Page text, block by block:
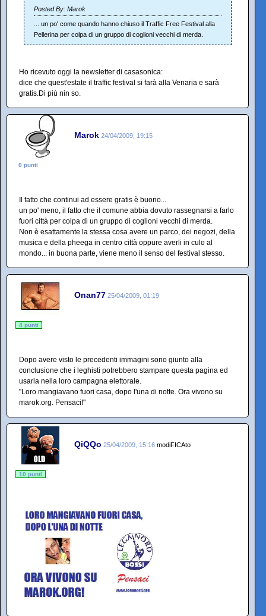
Posted By: Marok
... un po' come quando hanno chiuso il Traffic Free Festival alla
Pellerina per colpa di un gruppo di coglioni vecchi di merda.
Ho ricevuto oggi la newsletter di casasonica:
dice che quest'estate il traffic festival si farà alla Venaria e sarà
gratis.Di più nin so.
Marok 24/04/2009, 19:15
0 punti
Il fatto che continui ad essere gratis è buono...
un po' meno, il fatto che il comune abbia dovuto rassegnarsi a farlo
fuori città per colpa di un gruppo di coglioni vecchi di merda.
Non è esattamente la stessa cosa avere un parco, dei negozi, della
musica e della pheega in centro città oppure averli in culo al
mondo... in buona parte, viene meno il senso del festival stesso.
Onan77 25/04/2009, 01:19
4 punti
Dopo avere visto le precedenti immagini sono giunto alla
conclusione che i leghisti potrebbero stampare questa pagina ed
usarla nella loro campagna elettorale.
"Loro mangiavano fuori casa, dopo l'una di notte. Ora vivono su
marok.org. Pensaci!"
QiQQo 25/04/2009, 15:16 modiFICAto
10 punti